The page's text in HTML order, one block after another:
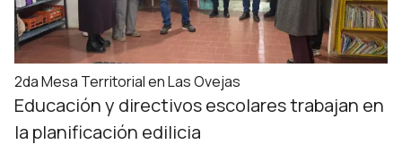
2da Mesa Territorial en Las Ovejas
Educación y directivos escolares trabajan en
la planificación edilicia